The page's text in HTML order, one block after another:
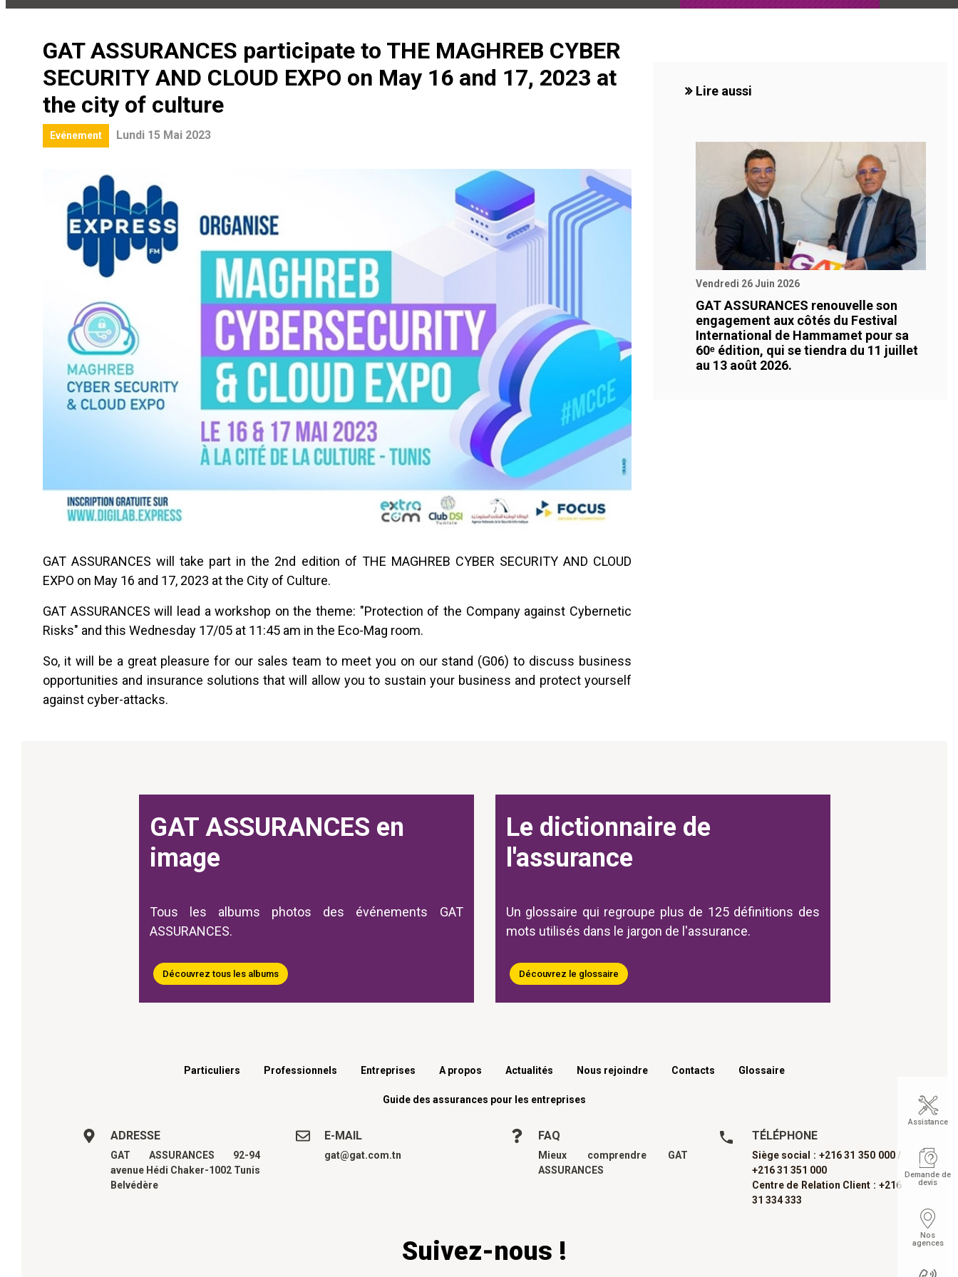
GAT ASSURANCES participate to THE MAGHREB CYBER
SECURITY AND CLOUD EXPO on May 16 and 17, 2023 at
the city of culture
Evénement Lundi 15 Mai 2023
GAT ASSURANCES will take part in the 2nd edition of THE MAGHREB CYBER SECURITY AND CLOUD
EXPO on May 16 and 17, 2023 at the City of Culture.
GAT ASSURANCES will lead a workshop on the theme: "Protection of the Company against Cybernetic
Risks" and this Wednesday 17/05 at 11:45 am in the Eco-Mag room.
So, it will be a great pleasure for our sales team to meet you on our stand (G06) to discuss business
opportunities and insurance solutions that will allow you to sustain your business and protect yourself
against cyber-attacks.
Lire aussi
Vendredi 26 Juin 2026
GAT ASSURANCES renouvelle son
engagement aux côtés du Festival
International de Hammamet pour sa
60ᵉ édition, qui se tiendra du 11 juillet
au 13 août 2026.
GAT ASSURANCES en
image
Tous les albums photos des événements GAT
ASSURANCES.
Découvrez tous les albums
Le dictionnaire de
l'assurance
Un glossaire qui regroupe plus de 125 définitions des
mots utilisés dans le jargon de l'assurance.
Découvrez le glossaire
Particuliers Professionnels Entreprises A propos Actualités Nous rejoindre Contacts Glossaire
Guide des assurances pour les entreprises
ADRESSE
GAT ASSURANCES 92-94
avenue Hédi Chaker-1002 Tunis
Belvédère
E-MAIL
gat@gat.com.tn
FAQ
Mieux comprendre GAT
ASSURANCES
TÉLÉPHONE
Siège social : +216 31 350 000 /
+216 31 351 000
Centre de Relation Client : +216
31 334 333
Suivez-nous !
Assistance
Demande de
devis
Nos
agences